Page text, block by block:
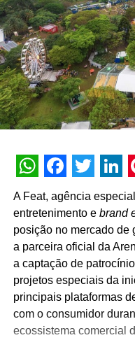
WhatsApp
A Feat, agência
entretenimento e brand
posição no mercado de
a parceira oficial da
a captação de
projetos especiais da
principais plataformas
com o consumidor
ecossistema comercial